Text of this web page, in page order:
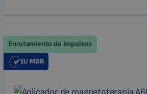
Enrutamiento de impulsos
EU MDR